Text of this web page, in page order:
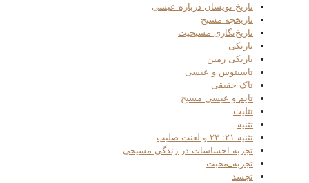
تاریخ نویسان درباره عیسی
تاریخچه مسیح
تاریخ‌نگاری مسیحیت
تاریکی
تاریکی زمین
تاسیتوس و عیسی
تاک حقیقی
تایم و عیسی مسیح
تثلیث
تثنیه
تثنیه ۲۱: ۲۳ و لعنت صلیب
تجربه احساسات در زندگی مسیحی
تجربه_محبت
تجسد